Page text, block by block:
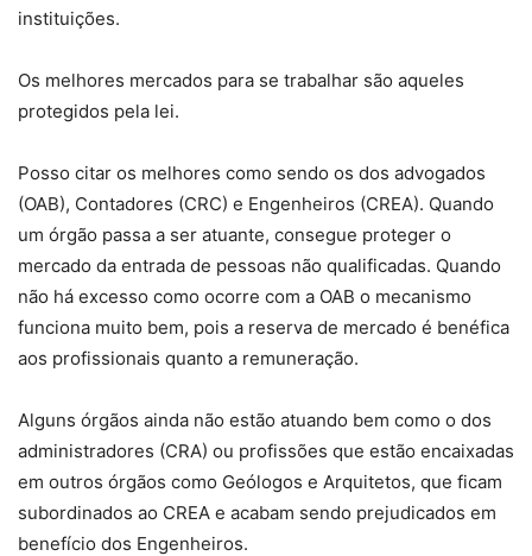
instituições.
Os melhores mercados para se trabalhar são aqueles
protegidos pela lei.
Posso citar os melhores como sendo os dos advogados
(OAB), Contadores (CRC) e Engenheiros (CREA). Quando
um órgão passa a ser atuante, consegue proteger o
mercado da entrada de pessoas não qualificadas. Quando
não há excesso como ocorre com a OAB o mecanismo
funciona muito bem, pois a reserva de mercado é benéfica
aos profissionais quanto a remuneração.
Alguns órgãos ainda não estão atuando bem como o dos
administradores (CRA) ou profissões que estão encaixadas
em outros órgãos como Geólogos e Arquitetos, que ficam
subordinados ao CREA e acabam sendo prejudicados em
benefício dos Engenheiros.